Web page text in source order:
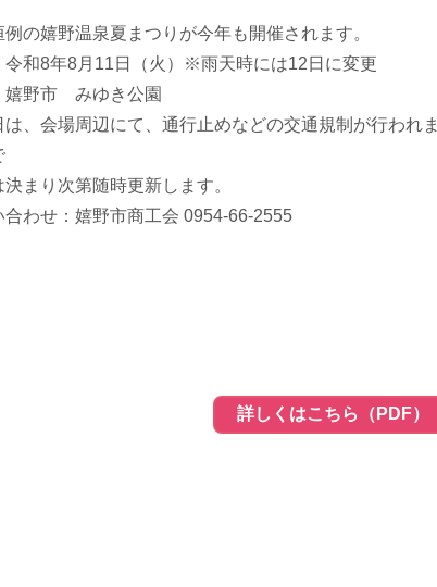
例の嬉野温泉夏まつりが今年も開催されます。
令和8年8月11日（火）※雨天時には12日に変更
嬉野市 みゆき公園
、会場周辺にて、通行止めなどの交通規制が行われ
まり次第随時更新します。
合わせ：嬉野市商工会 0954-66-2555
詳しくはこちら（PDF）